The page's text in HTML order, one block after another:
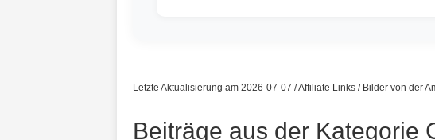
Letzte Aktualisierung am 2026-07-07 / Affiliate Links / Bilder von der
Beiträge aus der Kategorie